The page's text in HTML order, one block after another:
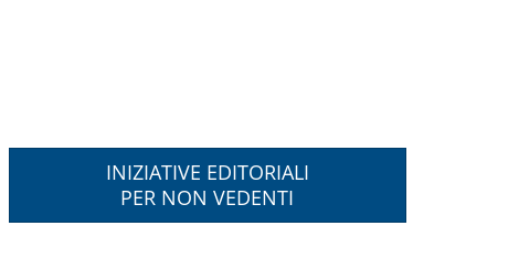
INIZIATIVE EDITORIALI
PER NON VEDENTI